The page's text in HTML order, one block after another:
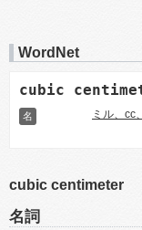
WordNet
cubic
名 ミル、cc
cubic centimeter
名詞